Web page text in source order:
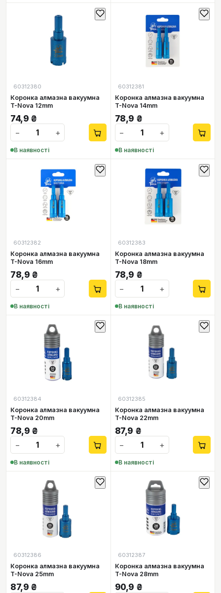
60312380
Коронка алмазна вакуумна
T-Nova 12mm
74,9 ₴
−
+
В наявності
60312381
Коронка алмазна вакуумна
T-Nova 14mm
78,9 ₴
−
+
В наявності
60312382
Коронка алмазна вакуумна
T-Nova 16mm
78,9 ₴
−
+
В наявності
60312383
Коронка алмазна вакуумна
T-Nova 18mm
78,9 ₴
−
+
В наявності
60312384
Коронка алмазна вакуумна
T-Nova 20mm
78,9 ₴
−
+
В наявності
60312385
Коронка алмазна вакуумна
T-Nova 22mm
87,9 ₴
−
+
В наявності
60312386
Коронка алмазна вакуумна
T-Nova 25mm
87,9 ₴
60312387
Коронка алмазна вакуумна
T-Nova 28mm
90,9 ₴